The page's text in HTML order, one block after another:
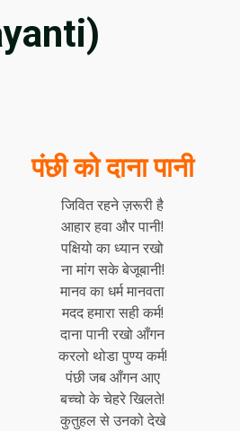
पंछी को दाना पानी
जिवित रहने ज़रूरी है
आहार हवा और पानी!
पक्षियो का ध्यान रखो
ना मांग सके बेजूबानी!
मानव का धर्म मानवता
मदद हमारा सही कर्म!
दाना पानी रखो आँगन
करलो थोडा पुण्य कर्म!
पंछी जब आँगन आए
बच्चो के चेहरे खिलते!
कुतुहल से उनको देखे